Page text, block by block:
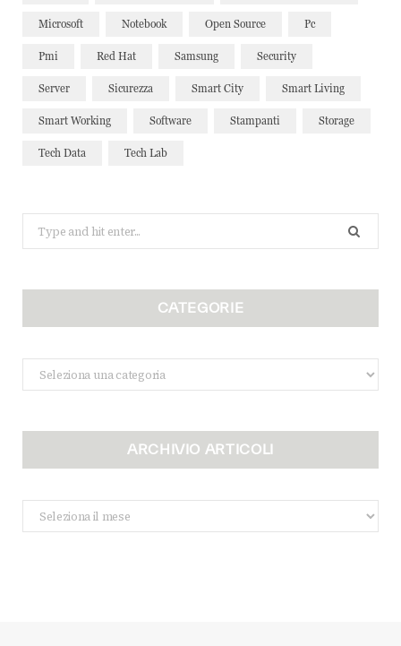
Microsoft Notebook Open Source Pc
Pmi Red Hat Samsung Security
Server Sicurezza Smart City Smart Living
Smart Working Software Stampanti Storage
Tech Data Tech Lab
for:
CATEGORIE
Categorie
ARCHIVIO ARTICOLI
Archivio
Articoli